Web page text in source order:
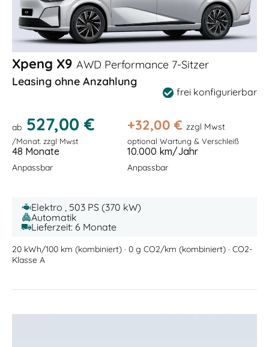
Xpeng X9 AWD Performance 7-Sitzer
Leasing ohne Anzahlung
frei konfigurierbar
ab 527,00 €
/Monat. zzgl Mwst
+32,00 € zzgl Mwst
optional Wartung & Verschleiß
48 Monate
Anpassbar
10.000 km/Jahr
Anpassbar
Elektro , 503 PS (370 kW)
Automatik
Lieferzeit: 6 Monate
20 kWh/100 km (kombiniert) · 0 g CO2/km (kombiniert) · CO2-
Klasse A